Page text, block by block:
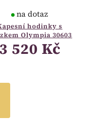
hodinky s
Olympia 30603
na dotaz
3 520 Kč